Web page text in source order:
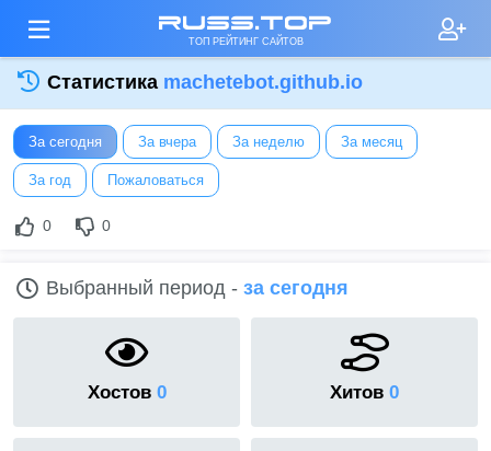
russ.top
ТОП РЕЙТИНГ САЙТОВ
Статистика machetebot.github.io
За сегодня За вчера За неделю За месяц
За год Пожаловаться
0 0
Выбранный период - за сегодня
Хостов 0 Хитов 0